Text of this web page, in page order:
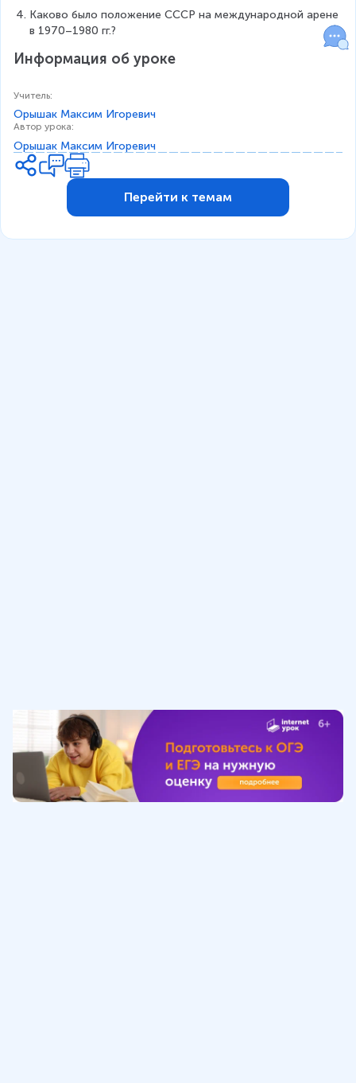
Каково было положение СССР на международной арене
в 1970–1980 гг.?
Информация об уроке
Учитель:
Орышак Максим Игоревич
Автор урока:
Орышак Максим Игоревич
Перейти к темам